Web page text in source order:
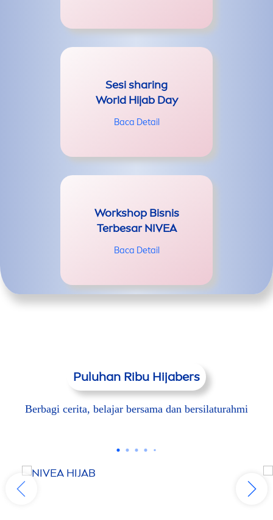
Sesi sharing
World Hijab Day
Baca Detail
Workshop Bisnis
TerbesarNIVEA
Baca Detail
Puluhan Ribu Hijabers
Berbagi cerita, belajar bersama dan bersilaturahmi